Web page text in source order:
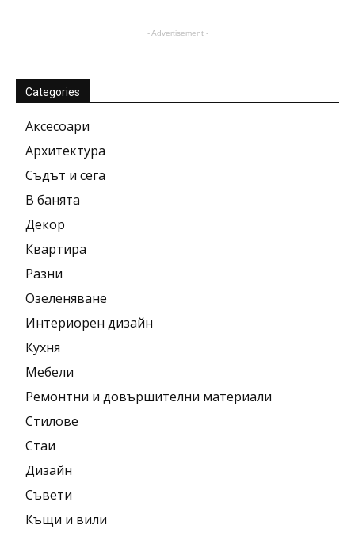
- Advertisement -
Categories
Аксесоари
Архитектура
Съдът и сега
В банята
Декор
Квартира
Разни
Озеленяване
Интериорен дизайн
Кухня
Мебели
Ремонтни и довършителни материали
Стилове
Стаи
Дизайн
Съвети
Къщи и вили